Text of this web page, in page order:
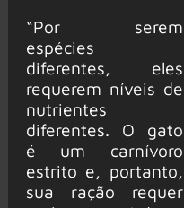
“Por serem
espécies
diferentes, eles
requerem níveis de
nutrientes
diferentes. O gato
é um carnívoro
estrito e, portanto,
sua ração requer